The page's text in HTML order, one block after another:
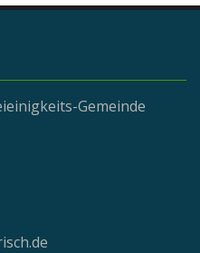
Gemeinde